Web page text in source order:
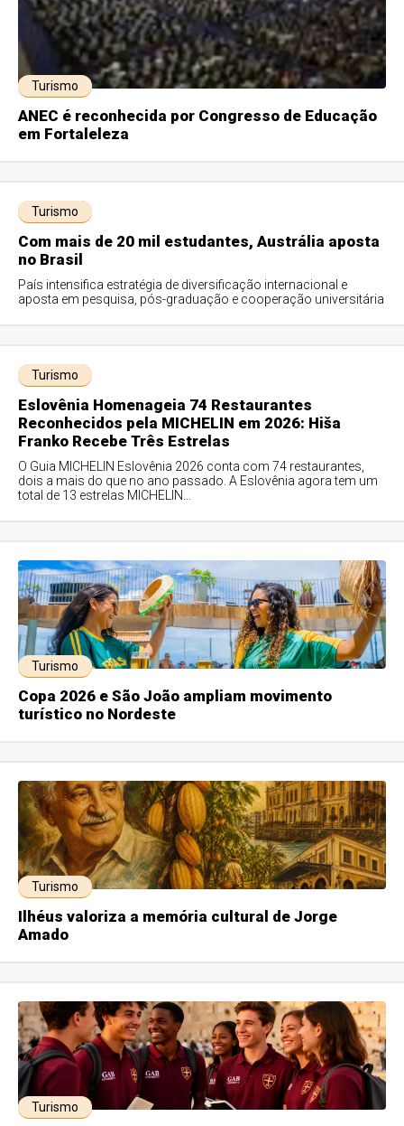
Turismo
ANEC é reconhecida por Congresso de Educação
em Fortaleleza
Turismo
Com mais de 20 mil estudantes, Austrália aposta
no Brasil
País intensifica estratégia de diversificação internacional e
aposta em pesquisa, pós-graduação e cooperação universitária
Turismo
Eslovênia Homenageia 74 Restaurantes
Reconhecidos pela MICHELIN em 2026: Hiša
Franko Recebe Três Estrelas
O Guia MICHELIN Eslovênia 2026 conta com 74 restaurantes,
dois a mais do que no ano passado. A Eslovênia agora tem um
total de 13 estrelas MICHELIN...
Turismo
Copa 2026 e São João ampliam movimento
turístico no Nordeste
Turismo
Ilhéus valoriza a memória cultural de Jorge
Amado
Turismo